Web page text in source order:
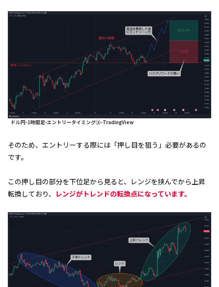
ドル円-1時間足-エントリータイミング③-TradingView
そのため、エントリーする際には「押し目を狙う」必要があるの
です。
この押し目の部分を下位足から見ると、レンジを挟んでから上昇
転換しており、 レンジがトレンドの転換点になっています。